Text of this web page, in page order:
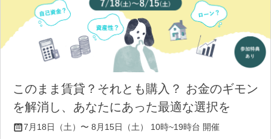
このまま賃貸？それとも購入？ お金のギモン
を解消し、あなたにあった最適な選択を
7月18日（土）〜 8月15日（土） 10時~19時台 開催